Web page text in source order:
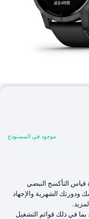
موجود في المستودع
قياس التأكسج النبضي
ودورتك الشهرية والإجهاد
بما في ذلك قوائم التشغيل